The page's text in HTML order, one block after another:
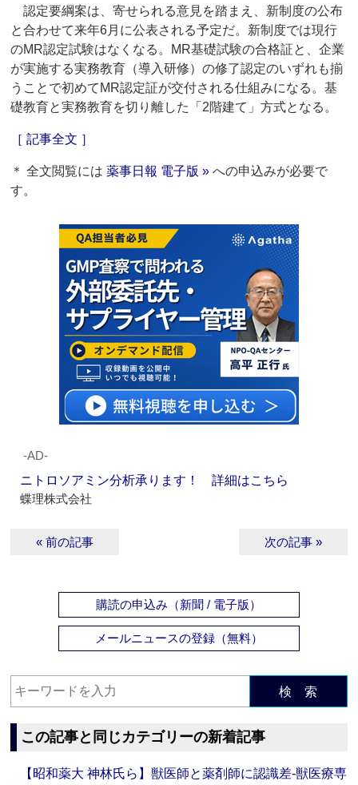
認定要綱案は、寄せられる意見を踏まえ、新制度の公布
と合わせて来年6月に公表される予定だ。新制度では現行
のMR認定試験はなくなる。MR基礎試験の合格証と、企業
が実施する実務教育（導入研修）の修了認定のいずれも揃
うことで初めてMR認定証が交付される仕組みになる。基
礎教育と実務教育を切り離した「2階建て」方式となる。
［ 記事全文 ］
＊ 全文閲覧には薬事日報 電子版 » への申込みが必要で
す。
‐AD‐
ニトロソアミン分析承ります！ 詳細はこちら
蝶理株式会社
« 前の記事 次の記事 »
購読の申込み（新聞 / 電子版）
メールニュースの登録（無料）
検 索
この記事と同じカテゴリーの新着記事
【昭和薬大 神林氏ら】獣医師と薬剤師に認識差‐獣医療専